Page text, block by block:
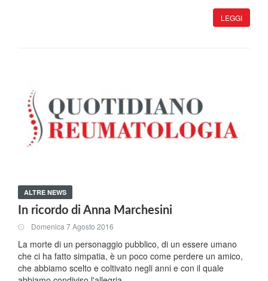
LEGGI
ALTRE NEWS
In ricordo di Anna Marchesini
Domenica 7 Agosto 2016
La morte di un personaggio pubblico, di un essere umano
che ci ha fatto simpatia, è un poco come perdere un amico,
che abbiamo scelto e coltivato negli anni e con il quale